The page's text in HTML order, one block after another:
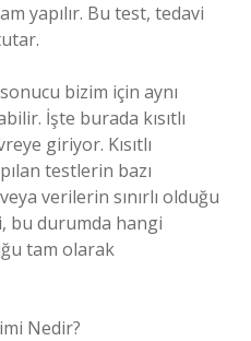
yapılır. Bu test, tedavi
bizim için aynı
İşte burada kısıtlı
giriyor. Kısıtlı
testlerin bazı
verilerin sınırlı olduğu
bu durumda hangi
tam olarak
Nedir?